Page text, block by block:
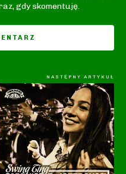
gdy skomentuję.
NASTĘPNY ARTYKUŁ